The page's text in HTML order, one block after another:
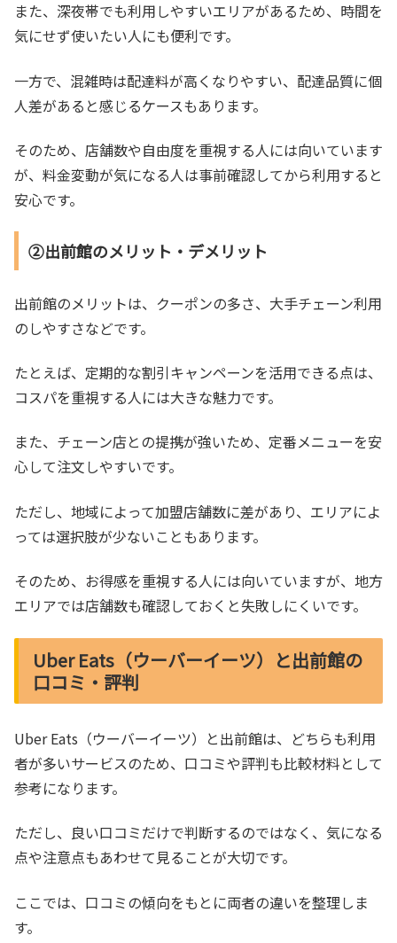
また、深夜帯でも利用しやすいエリアがあるため、時間を
気にせず使いたい人にも便利です。
一方で、混雑時は配達料が高くなりやすい、配達品質に個
人差があると感じるケースもあります。
そのため、店舗数や自由度を重視する人には向いています
が、料金変動が気になる人は事前確認してから利用すると
安心です。
②出前館のメリット・デメリット
出前館のメリットは、クーポンの多さ、大手チェーン利用
のしやすさなどです。
たとえば、定期的な割引キャンペーンを活用できる点は、
コスパを重視する人には大きな魅力です。
また、チェーン店との提携が強いため、定番メニューを安
心して注文しやすいです。
ただし、地域によって加盟店舗数に差があり、エリアによ
っては選択肢が少ないこともあります。
そのため、お得感を重視する人には向いていますが、地方
エリアでは店舗数も確認しておくと失敗しにくいです。
Uber Eats（ウーバーイーツ）と出前館の
口コミ・評判
Uber Eats（ウーバーイーツ）と出前館は、どちらも利用
者が多いサービスのため、口コミや評判も比較材料として
参考になります。
ただし、良い口コミだけで判断するのではなく、気になる
点や注意点もあわせて見ることが大切です。
ここでは、口コミの傾向をもとに両者の違いを整理しま
す。